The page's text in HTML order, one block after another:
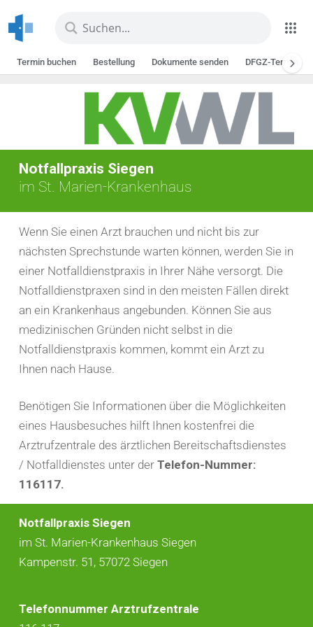
Termin buchen Bestellung Dokumente senden DFGZ-Termin
content
Notfallpraxis Siegen
im St. Marien-Krankenhaus
Wenn Sie einen Arzt brauchen und nicht bis zur
nächsten Sprechstunde warten können, werden Sie in
einer Notfalldienstpraxis in Ihrer Nähe versorgt. Die
Notfalldienstpraxen sind in den meisten Fällen direkt
an ein Krankenhaus angebunden. Können Sie aus
medizinischen Gründen nicht selbst in die
Notfalldienstpraxis kommen, kommt ein Arzt zu
Ihnen nach Hause.
Benötigen Sie Informationen über die Möglichkeiten
eines Hausbesuches hilft Ihnen kostenfrei die
Arztrufzentrale des ärztlichen Bereitschaftsdienstes
/ Notfalldienstes unter derTelefon-Nummer:
116117.
Notfallpraxis Siegen
im St. Marien-Krankenhaus Siegen
Kampenstr. 51, 57072 Siegen
Telefonnummer Arztrufzentrale